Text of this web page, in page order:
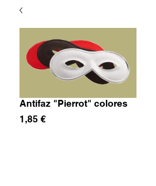
Antifaz "Pierrot" colores
1,85 €Precio